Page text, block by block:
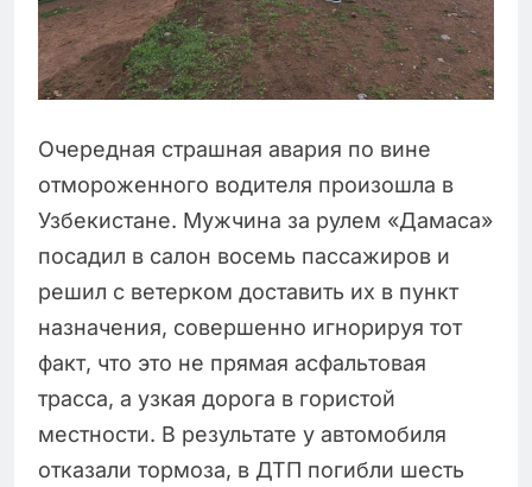
Очередная страшная авария по вине
отмороженного водителя произошла в
Узбекистане. Мужчина за рулем «Дамаса»
посадил в салон восемь пассажиров и
решил с ветерком доставить их в пункт
назначения, совершенно игнорируя тот
факт, что это не прямая асфальтовая
трасса, а узкая дорога в гористой
местности. В результате у автомобиля
отказали тормоза, в ДТП погибли шесть